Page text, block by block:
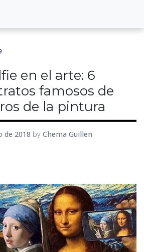
en el arte: 6
famosos de
de la pintura
de 2018 by Chema Guillen